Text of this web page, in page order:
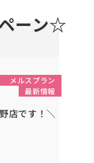
ーン☆
メルスプラン
最新情報
店です！＼